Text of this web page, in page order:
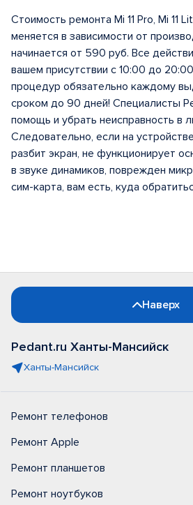
Стоимость ремонта Mi 11 Pro, Mi 11
меняется в зависимости от
начинается от 590 руб. Все
вашем присутствии с 10:00 до
процедур обязательно каждому
сроком до 90 дней! Специалисты
помощь и убрать неисправность в
Следовательно, если на
разбит экран, не функционирует
в звуке динамиков, поврежден
сим-карта, вам есть, куда
Наверх
Pedant.ru Ханты-Мансийск
Ханты-Мансийск
Ремонт телефонов
Ремонт Apple
Ремонт планшетов
Ремонт ноутбуков